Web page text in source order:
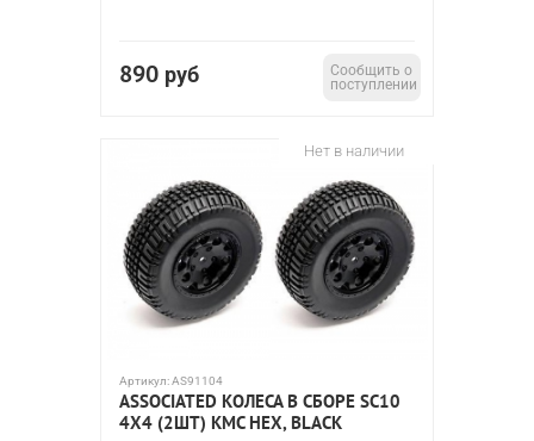
890 руб
Сообщить о
поступлении
Нет в наличии
Артикул:AS91104
ASSOCIATED КОЛЕСА В СБОРЕ SC10
4X4 (2ШТ) KMC HEX, BLACK